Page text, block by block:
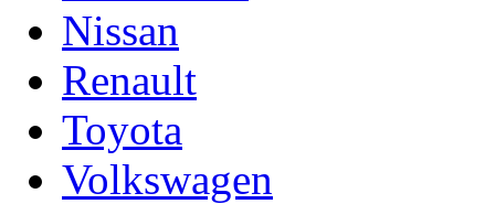
Nissan
Renault
Toyota
Volkswagen